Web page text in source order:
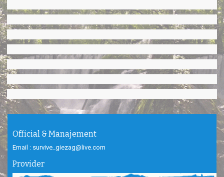
Official & Manajement
Email : survive_giezag@live.com
Provider